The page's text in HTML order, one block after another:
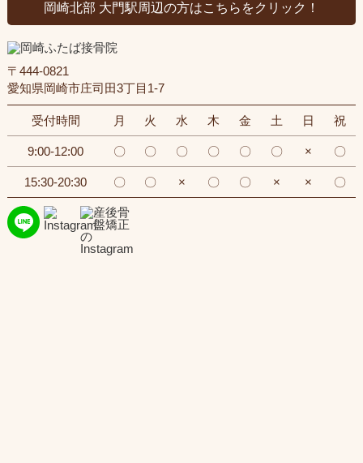
岡崎北部 大門駅周辺の方はこちらをクリック！
〒444-0821
愛知県岡崎市庄司田3丁目1-7
受付時間 月 火 水 木 金 土 日 祝
9:00-12:00 〇 〇 〇 〇 〇 〇 × 〇
15:30-20:30 〇 〇 × 〇 〇 × × 〇